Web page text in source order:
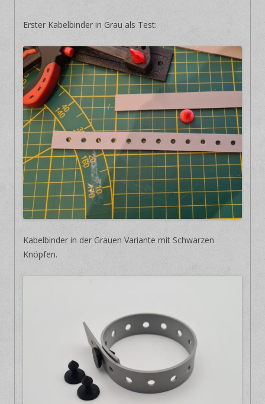
Erster Kabelbinder in Grau als Test:
Kabelbinder in der Grauen Variante mit Schwarzen
Knöpfen.